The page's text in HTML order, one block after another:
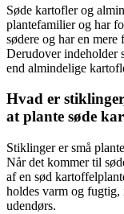
Søde kartofler og
plantefamilier og har
sødere og har en
Derudover indeholder
end almindelige
Hvad er
at plante søde
Stiklinger er små
Når det kommer til
af en sød
holdes varm og
udendørs.